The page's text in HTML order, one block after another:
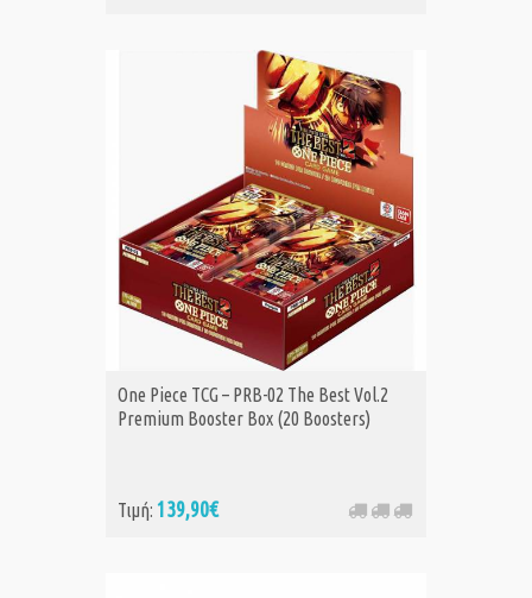
One Piece TCG – PRB-02 The Best Vol.2
Premium Booster Box (20 Boosters)
Τιμή: 139,90€